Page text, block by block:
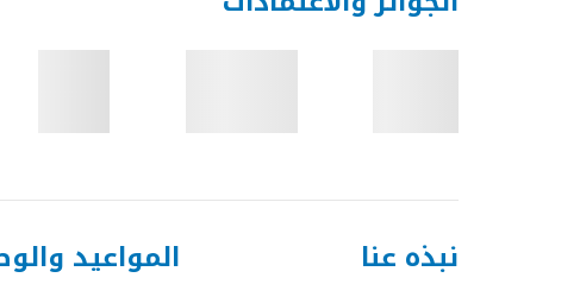
نبذه عنا المواعيد